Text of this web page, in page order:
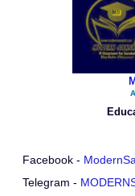
Facebook -
Telegram -